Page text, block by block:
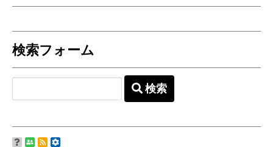
検索フォーム
検索